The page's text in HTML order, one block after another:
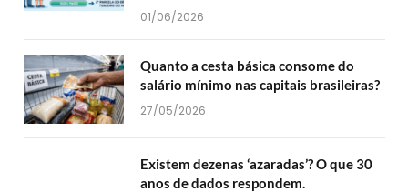
01/06/2026
Quanto a cesta básica consome do
salário mínimo nas capitais brasileiras?
27/05/2026
Existem dezenas ‘azaradas’? O que 30
anos de dados respondem.